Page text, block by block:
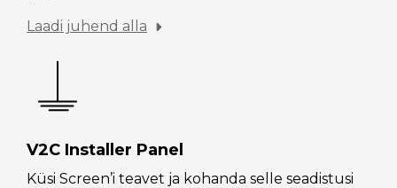
Laadi juhend alla
V2C Installer Panel
Küsi Screen’i teavet ja kohanda selle seadistusi